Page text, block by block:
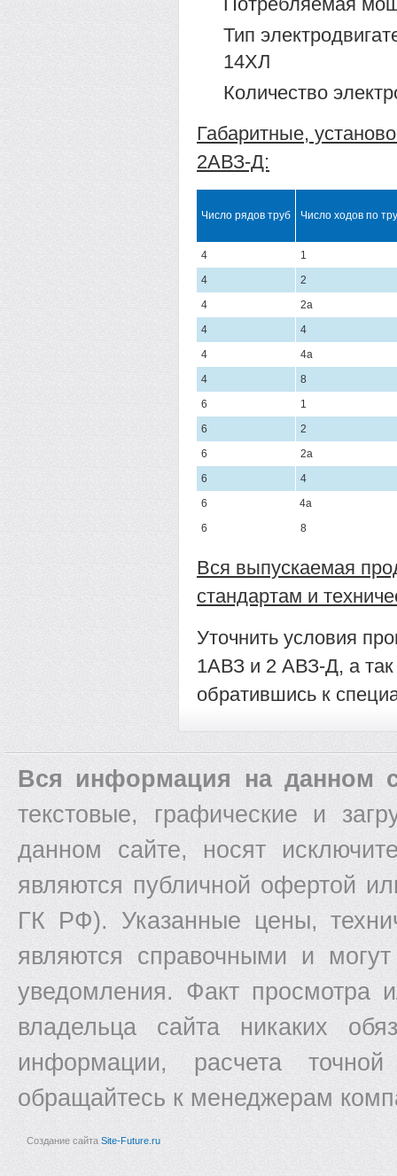
Тип
14ХЛ
Количество
Габаритные,
2АВЗ-Д:
Число рядов труб Число ходов по
4
1
4
2
4
2а
4
4
4
4а
4
8
6
1
6
2
6
2а
6
4
6
4а
6
8
Вся выпускаемая
стандартам и
Уточнить условия
1АВЗ и 2 АВЗ-Д, а
обратившись к
Вся информация на данном
текстовые, графические и
данном сайте, носят
являются публичной офертой
ГК РФ). Указанные цены,
являются справочными и
уведомления. Факт просмотра
владельца сайта никаких
информации, расчета
обращайтесь к менеджерам
Создание сайта Site-Future.ru